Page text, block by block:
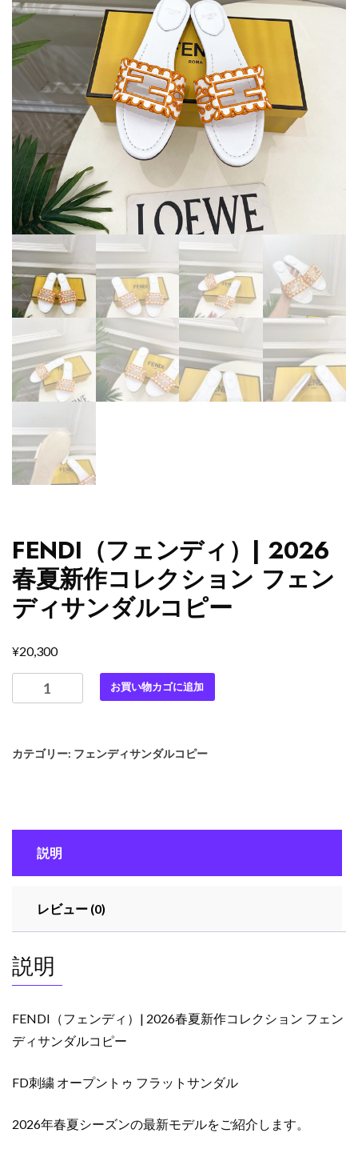
FENDI（フェンディ）| 2026
春夏新作コレクション フェン
ディサンダルコピー
¥20,300
FENDI（フ
ェ
ィ）|
コ
シ
ン
フ
ン
デ
サ
ダ
お買い物カゴに追加
カテゴリー: フェンディサンダルコピー
説明
レビュー (0)
説明
FENDI（フェンディ）| 2026春夏新作コレクション フェン
ディサンダルコピー
FD刺繍 オープントゥ フラットサンダル
2026年春夏シーズンの最新モデルをご紹介します。